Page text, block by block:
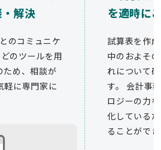
解決
のコミュニケ
のツールを用
ため、相談が
軽に専門家に
を適時に
試算表を作
中のおよそ
れについて
す。 会計事
ロジーの力
化している
ることがで